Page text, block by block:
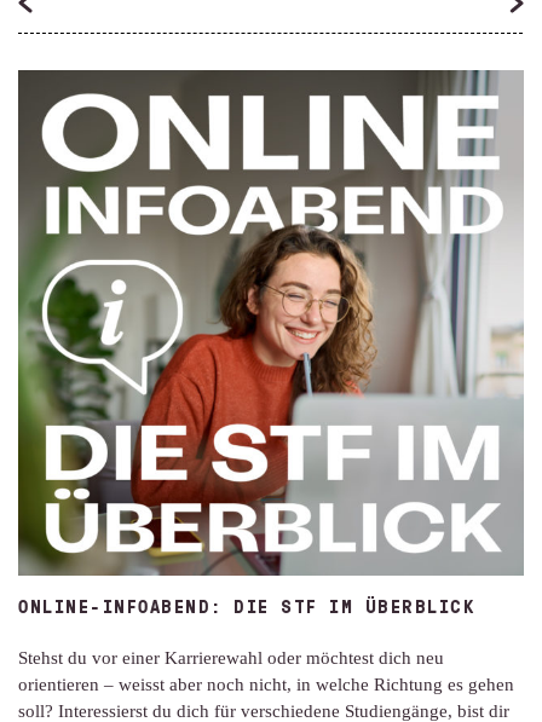
ONLINE-INFOABEND: DIE STF IM ÜBERBLICK
Stehst du vor einer Karrierewahl oder möchtest dich neu
orientieren – weisst aber noch nicht, in welche Richtung es gehen
soll? Interessierst du dich für verschiedene Studiengänge, bist dir